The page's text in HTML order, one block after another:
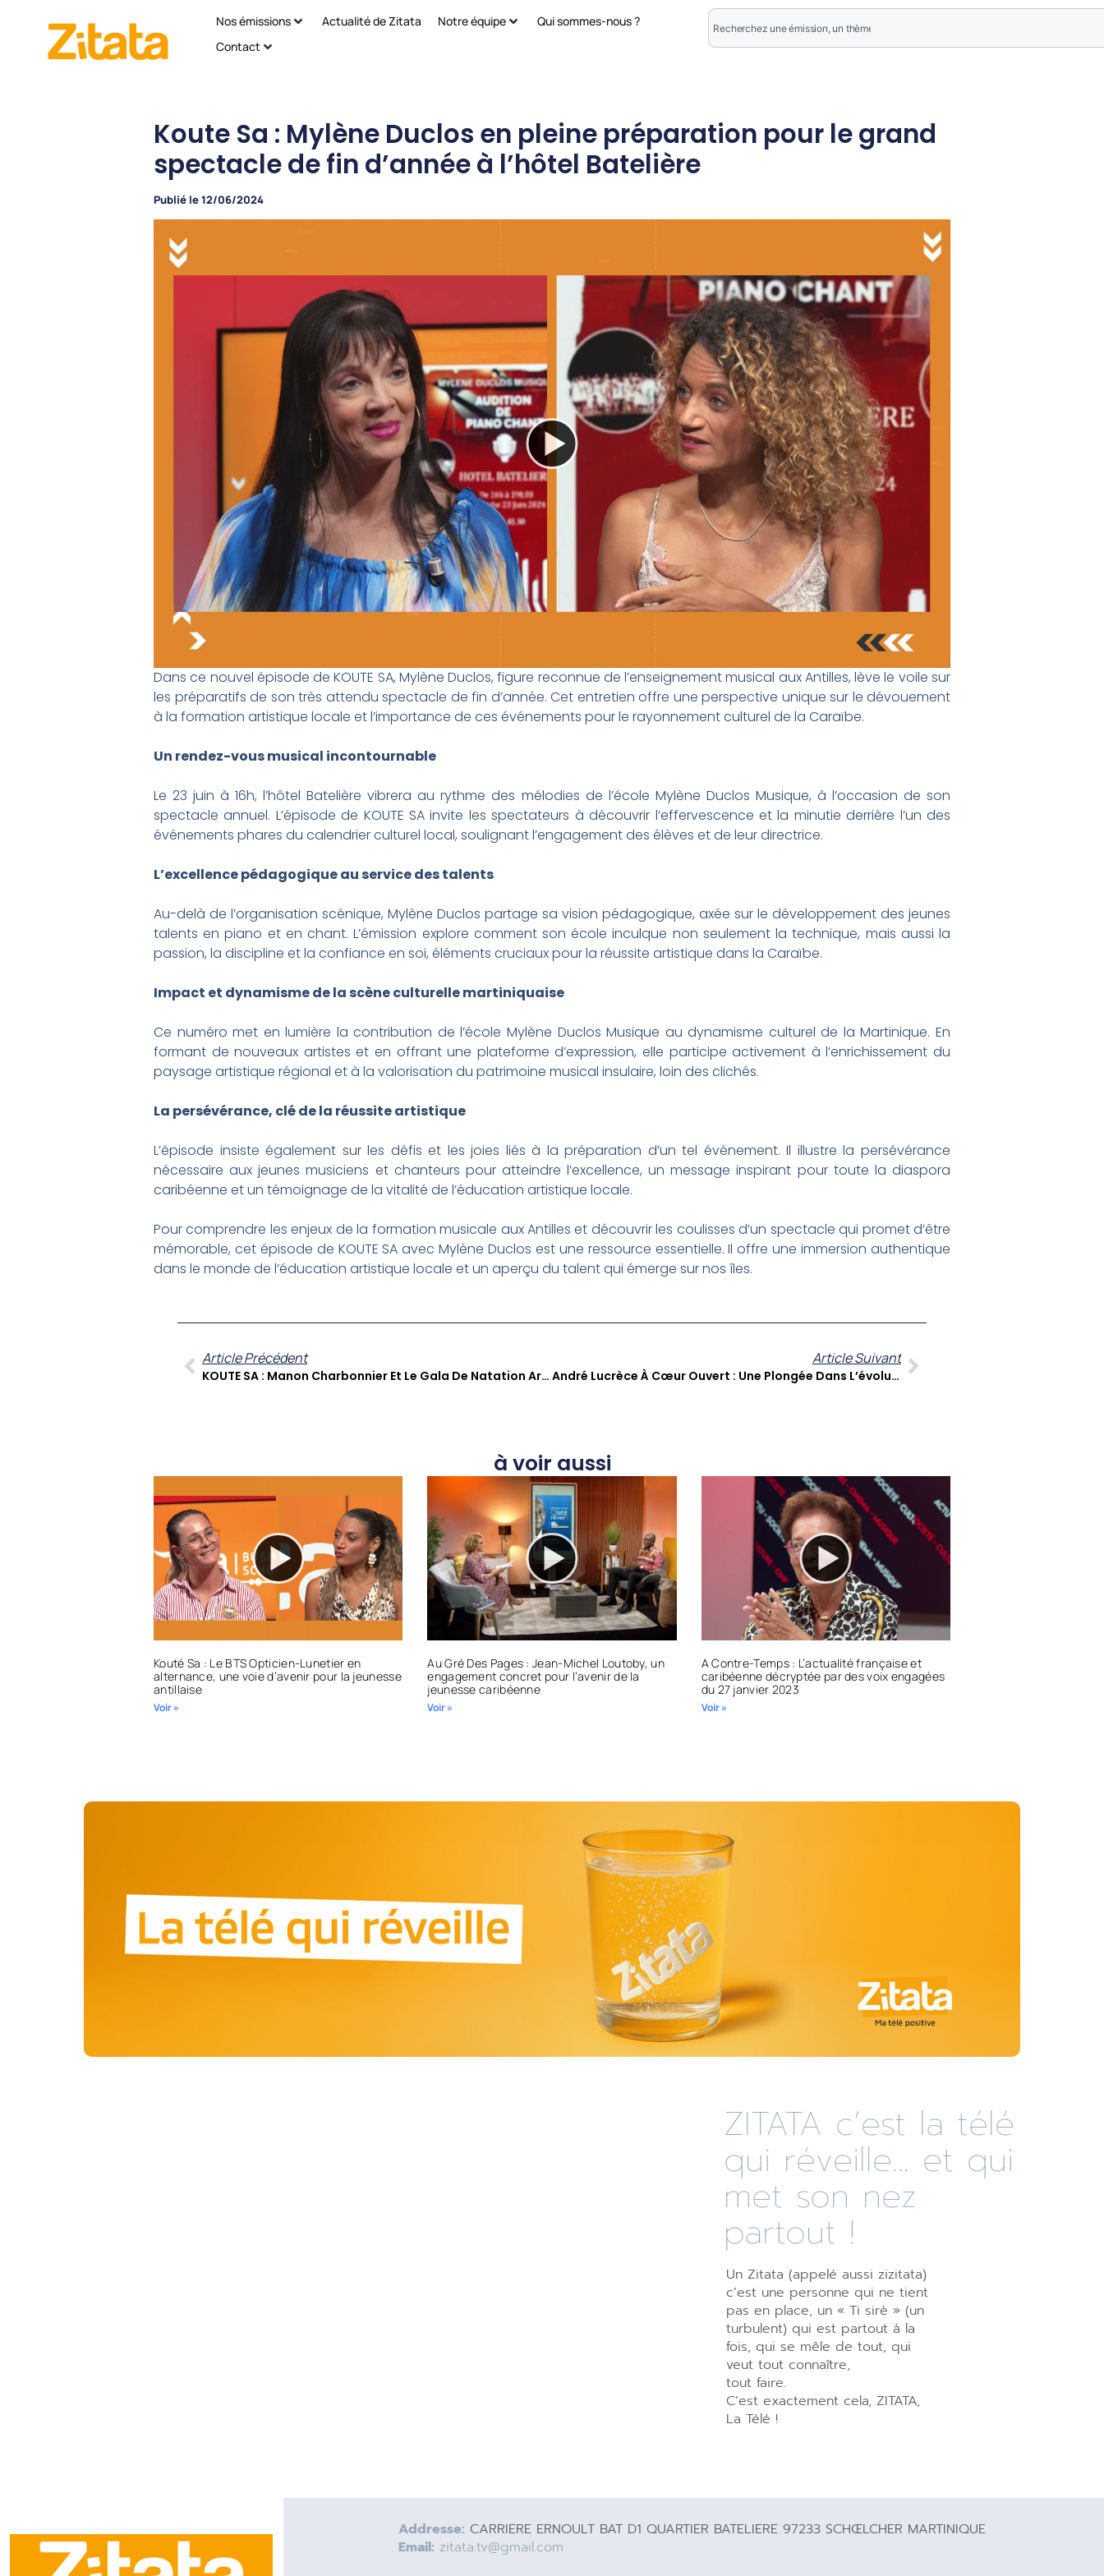
Nos émissions Actualité de Zitata Notre équipe
Qui sommes-nous ?
Contact
Koute Sa : Mylène Duclos en pleine préparation pour le grand
spectacle de fin d’année à l’hôtel Batelière
Publié le12/06/2024
Dans ce nouvel épisode de KOUTE SA, Mylène Duclos, figure reconnue de l’enseignement musical aux Antilles, lève le voile sur
les préparatifs de son très attendu spectacle de fin d’année. Cet entretien offre une perspective unique sur le dévouement
à la formation artistique locale et l’importance de ces événements pour le rayonnement culturel de la Caraïbe.
Un rendez-vous musical incontournable
Le 23 juin à 16h, l’hôtel Batelière vibrera au rythme des mélodies de l’école Mylène Duclos Musique, à l’occasion de son
spectacle annuel. L’épisode de KOUTE SA invite les spectateurs à découvrir l’effervescence et la minutie derrière l’un des
événements phares du calendrier culturel local, soulignant l’engagement des élèves et de leur directrice.
L’excellence pédagogique au service des talents
Au-delà de l’organisation scénique, Mylène Duclos partage sa vision pédagogique, axée sur le développement des jeunes
talents en piano et en chant. L’émission explore comment son école inculque non seulement la technique, mais aussi la
passion, la discipline et la confiance en soi, éléments cruciaux pour la réussite artistique dans la Caraïbe.
Impact et dynamisme de la scène culturelle martiniquaise
Ce numéro met en lumière la contribution de l’école Mylène Duclos Musique au dynamisme culturel de la Martinique. En
formant de nouveaux artistes et en offrant une plateforme d’expression, elle participe activement à l’enrichissement du
paysage artistique régional et à la valorisation du patrimoine musical insulaire, loin des clichés.
La persévérance, clé de la réussite artistique
L’épisode insiste également sur les défis et les joies liés à la préparation d’un tel événement. Il illustre la persévérance
nécessaire aux jeunes musiciens et chanteurs pour atteindre l’excellence, un message inspirant pour toute la diaspora
caribéenne et un témoignage de la vitalité de l’éducation artistique locale.
Pour comprendre les enjeux de la formation musicale aux Antilles et découvrir les coulisses d’un spectacle qui promet d’être
mémorable, cet épisode de KOUTE SA avec Mylène Duclos est une ressource essentielle. Il offre une immersion authentique
dans le monde de l’éducation artistique locale et un aperçu du talent qui émerge sur nos îles.
Article Précédent
KOUTE SA : Manon Charbonnier Et Le Gala De Natation Artistique Du Longvilliers Club
Article Suivant
André Lucrèce À Cœur Ouvert : Une Plongée Dans L’évolution De La Société Martiniquaise Et L’héritage Césaire-Ménil
à voir aussi
Kouté Sa : Le BTS Opticien-Lunetier en
alternance, une voie d’avenir pour la jeunesse
antillaise
Voir »
Au Gré Des Pages : Jean-Michel Loutoby, un
engagement concret pour l’avenir de la
jeunesse caribéenne
Voir »
A Contre-Temps : L’actualité française et
caribéenne décryptée par des voix engagées
du 27 janvier 2023
Voir »
ZITATA c’est la télé
qui réveille... et qui
met son nez
partout !
Un Zitata (appelé aussi zizitata)
c’est une personne qui ne tient
pas en place, un « Ti sirè » (un
turbulent) qui est partout à la
fois, qui se mêle de tout, qui
veut tout connaître,
tout faire.
C’est exactement cela, ZITATA,
La Télé !
Addresse: CARRIERE ERNOULT BAT D1 QUARTIER BATELIERE 97233 SCHŒLCHER MARTINIQUE
Email: zitata.tv@gmail.com